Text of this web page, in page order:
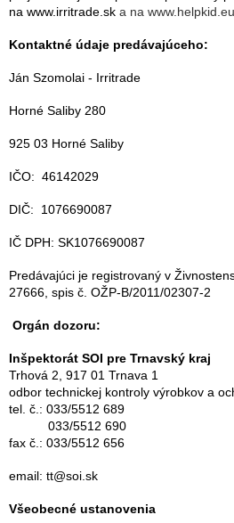
na www.irritrade.sk a na www.helpkid.eu
Kontaktné údaje predávajúceho:
Ján Szomolai - Irritrade
Horné Saliby 280
925 03 Horné Saliby
IČO: 46142029
DIČ: 1076690087
IČ DPH: SK1076690087
Predávajúci je registrovaný v
27666, spis č. OŽP-B/2011/02307-2
Orgán dozoru:
Inšpektorát SOI pre Trnavský kraj
Trhová 2, 917 01 Trnava 1
odbor technickej kontroly výrobkov a
tel. č.: 033/5512 689
033/5512 690
fax č.: 033/5512 656
email: tt@soi.sk
Všeobecné ustanovenia